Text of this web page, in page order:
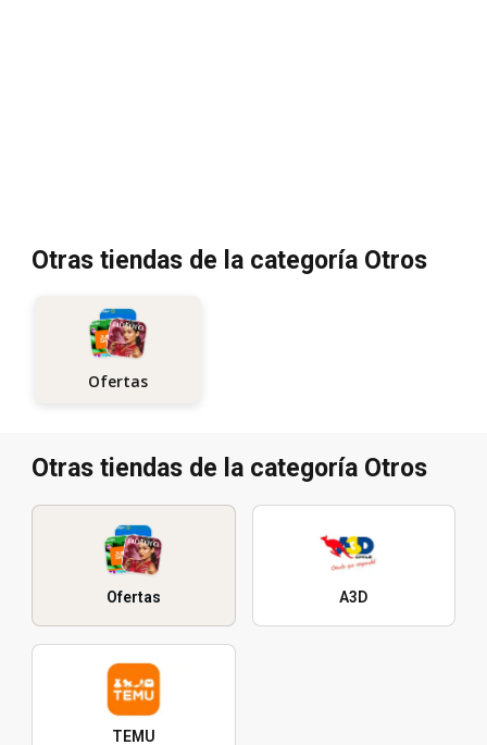
Otras tiendas de la categoría Otros
Ofertas
Otras tiendas de la categoría Otros
Ofertas A3D
TEMU